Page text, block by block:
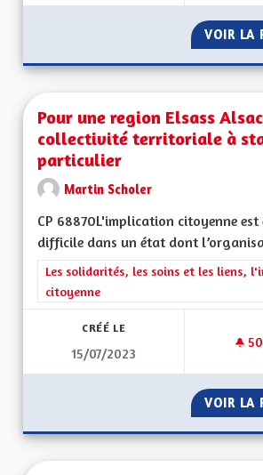
VOIR LA
Pour une region Elsass
collectivité territoriale à
particulier
Martin Scholer
CP 68870L'implication citoyenne est
difficile dans un état dont
Filtrer les résultats de la catégorie :
Les solidarités, les soins et les liens,
citoyenne
CRÉÉ LE
15/07/2023
50
VOIR LA